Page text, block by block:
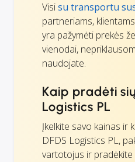
Visisu transportu
partneriams,
yra pažymėti prekės
vienodai,
naudojate.
Kaip pradėti
Logistics PL
Įkelkite savo kainas ir
DFDS Logistics PL,
vartotojus ir pradėkite